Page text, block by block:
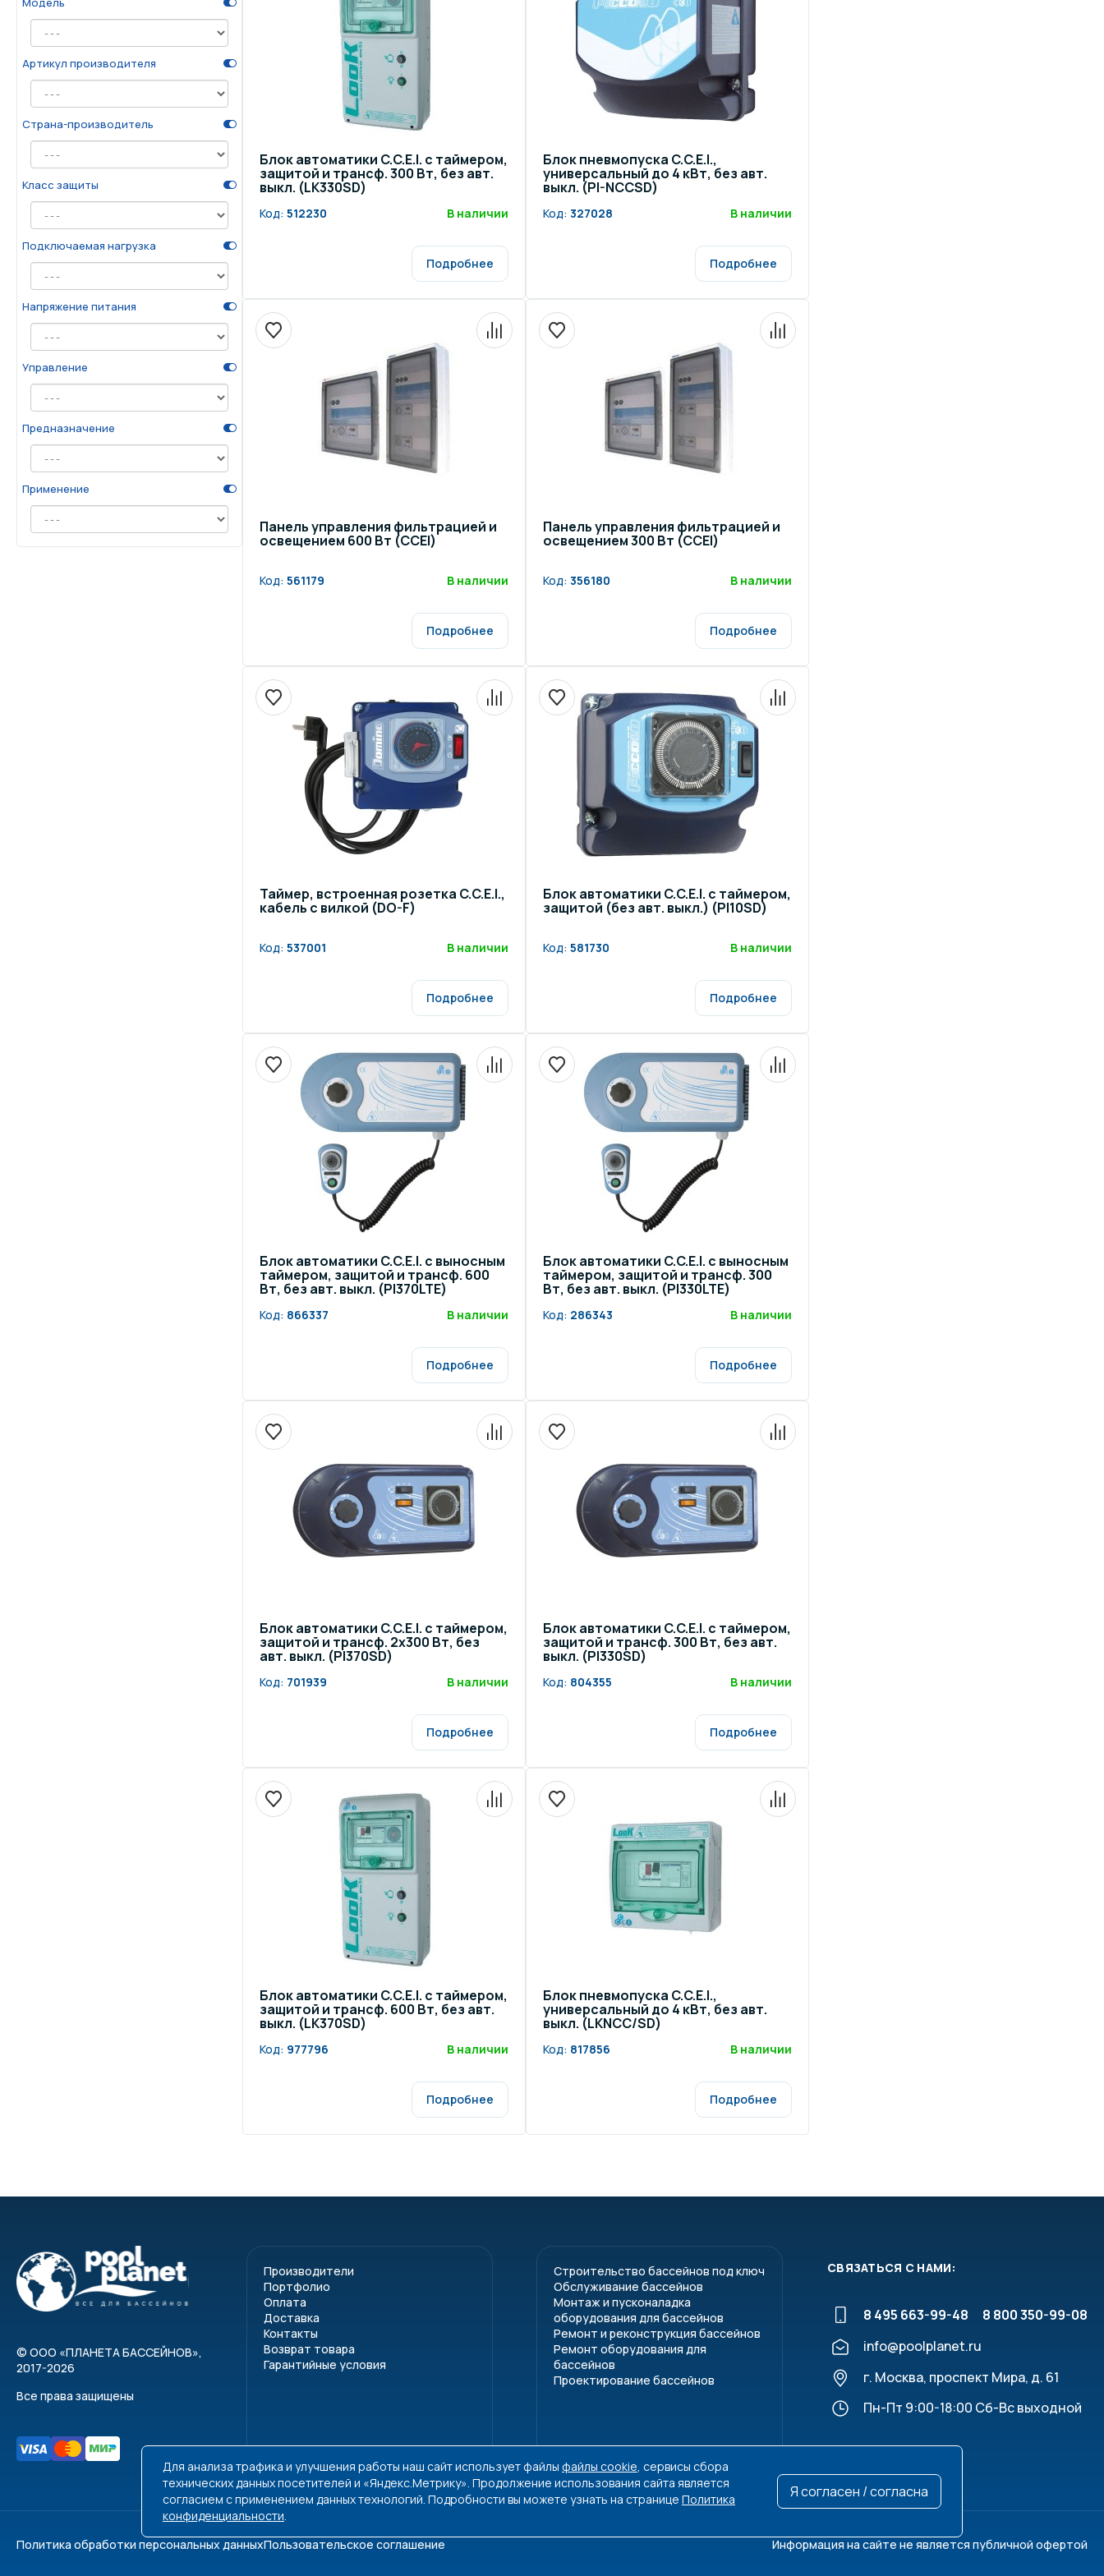
Освещение и подсветка для
бассейна
Измерение параметров воды
Отделочные материалы Строительные материалы
Артикул производителя
Страна-производитель
Класс защиты
Подключаемая нагрузка
Напряжение питания
Управление
Предназначение
Применение
Блок автоматики C.C.E.I. с таймером,
защитой и трансф. 300 Вт, без авт.
выкл. (LK330SD)
Код: 512230 В наличии
Подробнее
Блок пневмопуска C.C.E.I.,
универсальный до 4 кВт, без авт.
выкл. (PI-NCCSD)
Код: 327028 В наличии
Подробнее
Панель управления фильтрацией и
освещением 600 Вт (CCEI)
Код: 561179 В наличии
Подробнее
Панель управления фильтрацией и
освещением 300 Вт (CCEI)
Код: 356180 В наличии
Подробнее
Таймер, встроенная розетка C.C.E.I.,
кабель с вилкой (DO-F)
Код: 537001 В наличии
Подробнее
Блок автоматики C.C.E.I. с таймером,
защитой (без авт. выкл.) (PI10SD)
Код: 581730 В наличии
Подробнее
Блок автоматики C.C.E.I. с выносным
таймером, защитой и трансф. 600
Вт, без авт. выкл. (PI370LTE)
Код: 866337 В наличии
Подробнее
Блок автоматики C.C.E.I. с выносным
таймером, защитой и трансф. 300
Вт, без авт. выкл. (PI330LTE)
Код: 286343 В наличии
Подробнее
Блок автоматики C.C.E.I. с таймером,
защитой и трансф. 2x300 Вт, без
авт. выкл. (PI370SD)
Код: 701939 В наличии
Подробнее
Блок автоматики C.C.E.I. с таймером,
защитой и трансф. 300 Вт, без авт.
выкл. (PI330SD)
Код: 804355 В наличии
Подробнее
Блок автоматики C.C.E.I. с таймером,
защитой и трансф. 600 Вт, без авт.
выкл. (LK370SD)
Код: 977796 В наличии
Подробнее
Блок пневмопуска C.C.E.I.,
универсальный до 4 кВт, без авт.
выкл. (LKNCC/SD)
Код: 817856 В наличии
Подробнее
© ООО «ПЛАНЕТА БАССЕЙНОВ»,
2017-2026
Все права защищены
Производители
Портфолио
Оплата
Доставка
Контакты
Возврат товара
Гарантийные условия
Строительство бассейнов под ключ
Обслуживание бассейнов
Монтаж и пусконаладка
оборудования для бассейнов
Ремонт и реконструкция бассейнов
Ремонт оборудования для
бассейнов
Проектирование бассейнов
СВЯЗАТЬСЯ С НАМИ:
8 495 663-99-48
8 800 350-99-08
info@poolplanet.ru
г. Москва, проспект Мира, д. 61
Пн-Пт 9:00-18:00 Сб-Вс выходной
Политика обработки персональных данныхПользовательское соглашение Информация на сайте не является публичной офертой
Для анализа трафика и улучшения работы наш сайт использует файлы файлы cookie, сервисы сбора
технических данных посетителей и «Яндекс.Метрику». Продолжение использования сайта является
согласием с применением данных технологий. Подробности вы можете узнать на странице Политика
конфиденциальности.
Я согласен / согласна